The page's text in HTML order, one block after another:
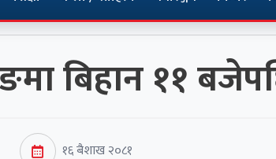
बिहान ११
१६ बैशाख २०८१